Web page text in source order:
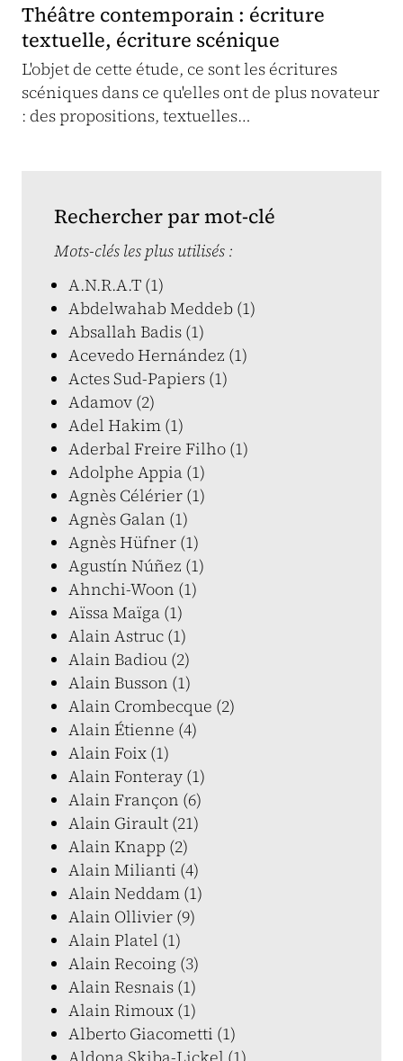
Théâtre contemporain : écriture
textuelle, écriture scénique
L'objet de cette étude, ce sont les écritures
scéniques dans ce qu'elles ont de plus novateur
: des propositions, textuelles…
Rechercher par mot-clé
Mots-clés les plus utilisés :
A.N.R.A.T (1)
Abdelwahab Meddeb (1)
Absallah Badis (1)
Acevedo Hernández (1)
Actes Sud-Papiers (1)
Adamov (2)
Adel Hakim (1)
Aderbal Freire Filho (1)
Adolphe Appia (1)
Agnès Célérier (1)
Agnès Galan (1)
Agnès Hüfner (1)
Agustín Núñez (1)
Ahnchi-Woon (1)
Aïssa Maïga (1)
Alain Astruc (1)
Alain Badiou (2)
Alain Busson (1)
Alain Crombecque (2)
Alain Étienne (4)
Alain Foix (1)
Alain Fonteray (1)
Alain Françon (6)
Alain Girault (21)
Alain Knapp (2)
Alain Milianti (4)
Alain Neddam (1)
Alain Ollivier (9)
Alain Platel (1)
Alain Recoing (3)
Alain Resnais (1)
Alain Rimoux (1)
Alberto Giacometti (1)